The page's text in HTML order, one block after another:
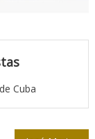
Cuba